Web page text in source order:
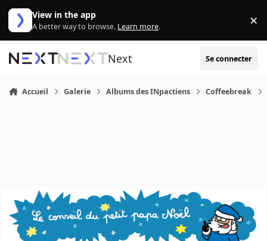
Aller au contenu
View in the app
A better way to browse. Learn more. ×
Next Se connecter
Accueil Galerie Albums des INpactiens Coffeebreak